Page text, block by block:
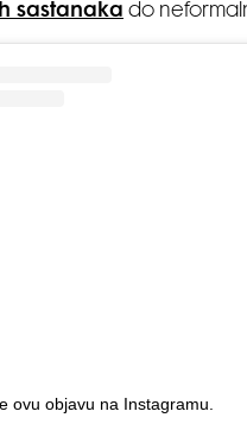
sastanaka do
ovu objavu na Instagramu.